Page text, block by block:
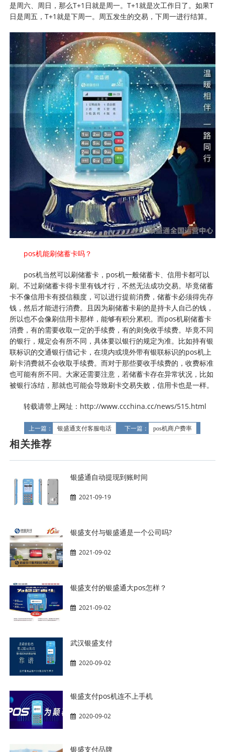
是周六、周日，那么T+1日就是周一。T+1就是次工作日了。如果T
日是周五，T+1就是下周一。周五发生的交易，下周一进行结算。
pos机能刷储蓄卡吗？
pos机当然可以刷储蓄卡，pos机一般储蓄卡、信用卡都可以
刷。不过刷储蓄卡得卡里有钱才行，不然无法成功交易。毕竟储蓄
卡不像信用卡有授信额度，可以进行提前消费，储蓄卡必须得先存
钱，然后才能进行消费。且因为刷储蓄卡刷的是持卡人自己的钱，
所以也不会像刷信用卡那样，能够有积分累积。而pos机刷储蓄卡
消费，有的需要收取一定的手续费，有的则免收手续费。毕竟不同
的银行，规定会有所不同，具体要以银行的规定为准。比如持有银
联标识的交通银行借记卡，在境内或境外带有银联标识的pos机上
刷卡消费就不会收取手续费。而对于那些要收手续费的，收费标准
也可能有所不同。大家还需要注意，若储蓄卡存在异常状况，比如
被银行冻结，那就也可能会导致刷卡交易失败，信用卡也是一样。
转载请带上网址：http://www.ccchina.cc/news/515.html
上一篇： 银盛通支付客服电话 下一篇： pos机商户费率
相关推荐
银盛通自动提现到账时间
2021-09-19
银盛支付与银盛通是一个公司吗?
2021-09-02
银盛支付的银盛通大pos怎样？
2021-09-02
武汉银盛支付
2020-09-02
银盛支付pos机连不上手机
2020-09-02
银盛支付品牌